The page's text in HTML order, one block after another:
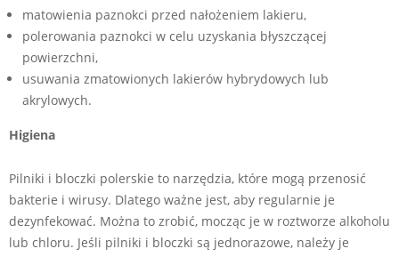
matowienia paznokci przed nałożeniem lakieru,
polerowania paznokci w celu uzyskania błyszczącej
powierzchni,
usuwania zmatowionych lakierów hybrydowych lub
akrylowych.
Higiena
Pilniki i bloczki polerskie to narzędzia, które mogą przenosić
bakterie i wirusy. Dlatego ważne jest, aby regularnie je
dezynfekować. Można to zrobić, mocząc je w roztworze alkoholu
lub chloru. Jeśli pilniki i bloczki są jednorazowe, należy je